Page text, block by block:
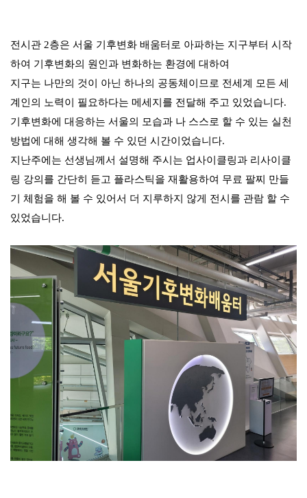
전시관 2층은 서울 기후변화 배움터로 아파하는 지구부터 시작
하여 기후변화의 원인과 변화하는 환경에 대하여
지구는 나만의 것이 아닌 하나의 공동체이므로 전세계 모든 세
계인의 노력이 필요하다는 메세지를 전달해 주고 있었습니다.
기후변화에 대응하는 서울의 모습과 나 스스로 할 수 있는 실천
방법에 대해 생각해 볼 수 있던 시간이었습니다.
지난주에는 선생님께서 설명해 주시는 업사이클링과 리사이클
링 강의를 간단히 듣고 플라스틱을 재활용하여 무료 팔찌 만들
기 체험을 해 볼 수 있어서 더 지루하지 않게 전시를 관람 할 수
있었습니다.